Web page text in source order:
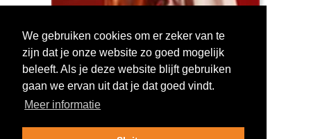
Log in om te stemmen!
We gebruiken cookies om er zeker van te
zijn dat je onze website zo goed mogelijk
beleeft. Als je deze website blijft gebruiken
gaan we ervan uit dat je dat goed vindt.
Meer informatie